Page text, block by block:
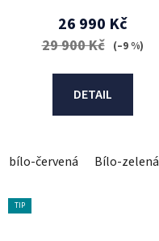
26 990 Kč
29 900 Kč (–9 %)
DETAIL
bílo-červená Bílo-zelená
TIP